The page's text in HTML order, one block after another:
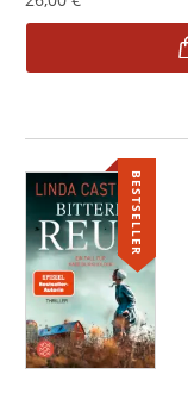
BESTSELLER